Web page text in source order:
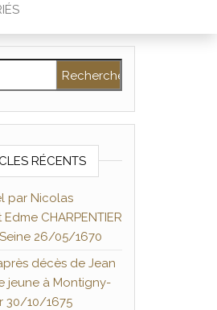
RÉCENTS
par Nicolas
CHARPENTIER
26/05/1670
décès de Jean
jeune à Montigny-
30/10/1675